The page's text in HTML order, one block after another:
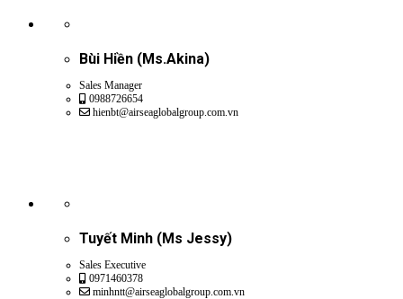
Bùi Hiền (Ms.Akina)
Sales Manager
0988726654
hienbt@airseaglobalgroup.com.vn
Tuyết Minh (Ms Jessy)
Sales Executive
0971460378
minhntt@airseaglobalgroup.com.vn